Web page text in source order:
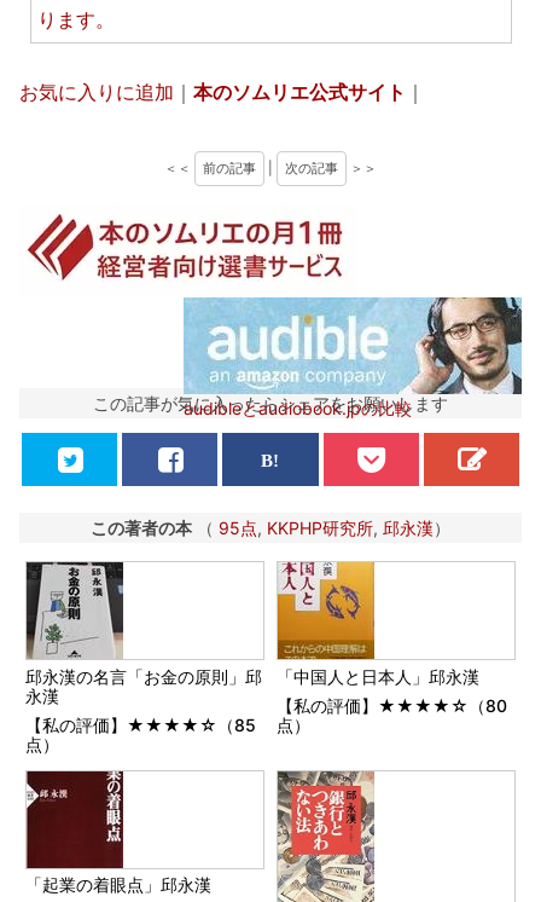
ります。
お気に入りに追加 ｜ 本のソムリエ公式サイト ｜
＜＜ 前の記事 次の記事 ＞＞
audibleとaudiobook.jpの比較
この記事が気に入ったらシェアをお願いします
この著者の本 （ 95点, KKPHP研究所, 邱永漢）
邱永漢の名言「お金の原則」邱
永漢
【私の評価】★★★★☆（85
点）
「中国人と日本人」邱永漢
【私の評価】★★★★☆（80
点）
「起業の着眼点」邱永漢